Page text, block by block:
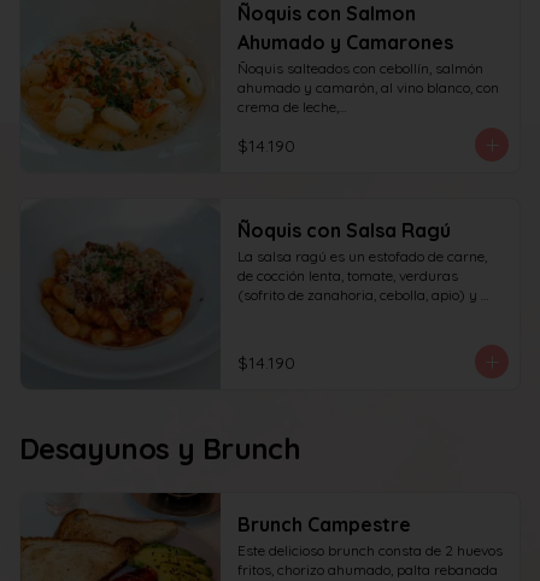
Ñoquis con Salmon
Ahumado y Camarones
Ñoquis salteados con cebollín, salmón
ahumado y camarón, al vino blanco, con
crema de leche,
$14.190
Ñoquis con Salsa Ragú
La salsa ragú es un estofado de carne,
de cocción lenta, tomate, verduras
(sofrito de zanahoria, cebolla, apio) y
$14.190
Desayunos y Brunch
Brunch Campestre
Este delicioso brunch consta de 2 huevos
fritos, chorizo ahumado, palta rebanada